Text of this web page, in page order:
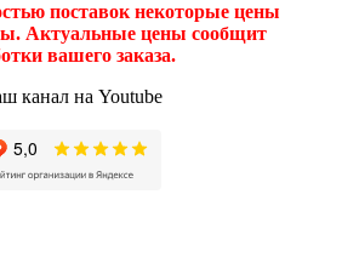
поставок некоторые цены
Актуальные цены сообщит
вашего заказа.
канал на Youtube